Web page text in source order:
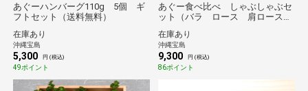
あぐーハンバーグ110g 5個 ギ
フトセット（送料無料）
在庫あり
沖縄宝島
5,300 円 (税込)
49ポイント
あぐー食べ比べ しゃぶしゃぶセ
ット（バラ ロース 肩ロース
料）
在庫あり
沖縄宝島
9,300 円 (税込)
86ポイント